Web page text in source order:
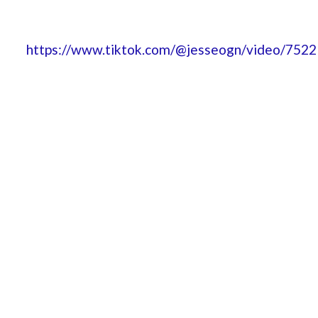
https://www.tiktok.com/@jesseogn/video/